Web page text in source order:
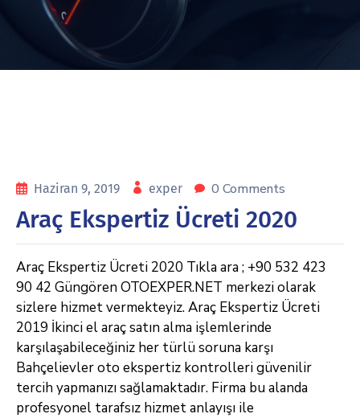
Haziran 9, 2019 exper 0 Comments
Araç Ekspertiz Ücreti 2020
Araç Ekspertiz Ücreti 2020 Tıkla ara ; +90 532 423
90 42 Güngören OTOEXPER.NET merkezi olarak
sizlere hizmet vermekteyiz. Araç Ekspertiz Ücreti
2019 İkinci el araç satın alma işlemlerinde
karşılaşabileceğiniz her türlü soruna karşı
Bahçelievler oto ekspertiz kontrolleri güvenilir
tercih yapmanızı sağlamaktadır. Firma bu alanda
profesyonel tarafsız hizmet anlayışı ile